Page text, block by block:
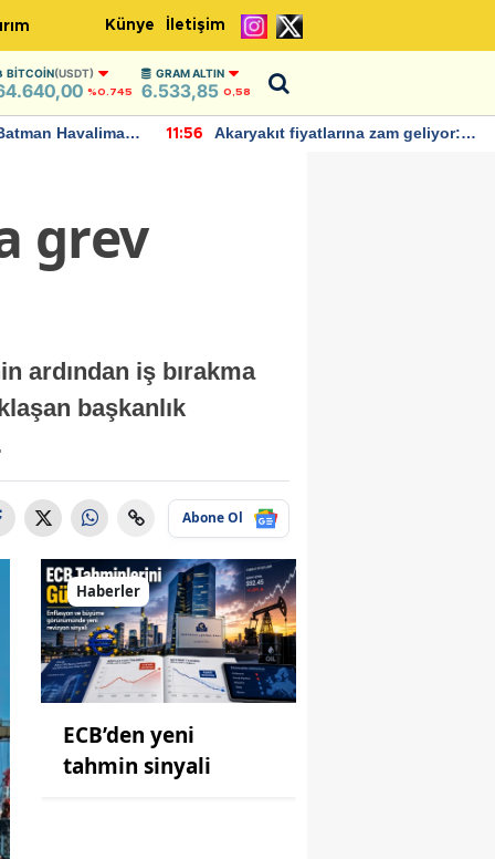
Künye İletişim
BITCOIN(USDT)
%0.745
GRAM ALTIN
6.533,85 0,58
Havalimanı
11:56
Akaryakıt fiyatlarına zam geliyor:
grev
ardından iş bırakma
başkanlık
Abone Ol
Haberler
ECB’den yeni
tahmin sinyali